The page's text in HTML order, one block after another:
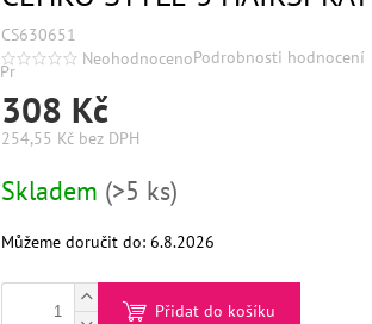
CS630651
Průměrné
produktu
je
0,0
z
NeohodnocenoPodrobnosti hodnocení
308 Kč
254,55 Kč bez DPH
cena:
Skladem (>5 ks)
Můžeme doručit do: 6.8.2026
Přidat do košíku